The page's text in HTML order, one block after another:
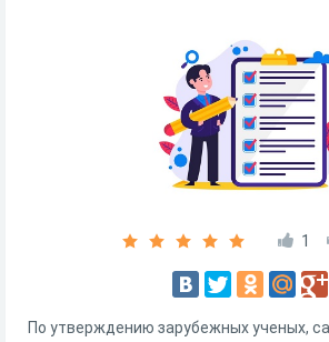
1
По утверждению зарубежных ученых,